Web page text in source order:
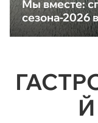
Мы вместе:
сезона-2026